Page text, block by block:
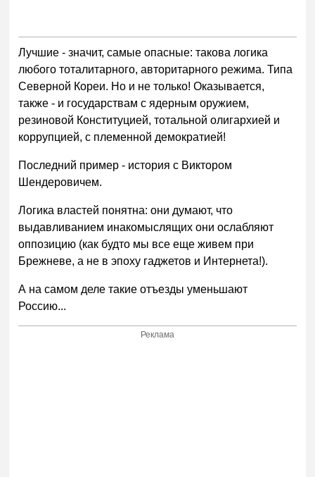
Лучшие - значит, самые опасные: такова логика
любого тоталитарного, авторитарного режима. Типа
Северной Кореи. Но и не только! Оказывается,
также - и государствам с ядерным оружием,
резиновой Конституцией, тотальной олигархией и
коррупцией, с племенной демократией!
Последний пример - история с Виктором
Шендеровичем.
Логика властей понятна: они думают, что
выдавливанием инакомыслящих они ослабляют
оппозицию (как будто мы все еще живем при
Брежневе, а не в эпоху гаджетов и Интернета!).
А на самом деле такие отъезды уменьшают
Россию...
Реклама